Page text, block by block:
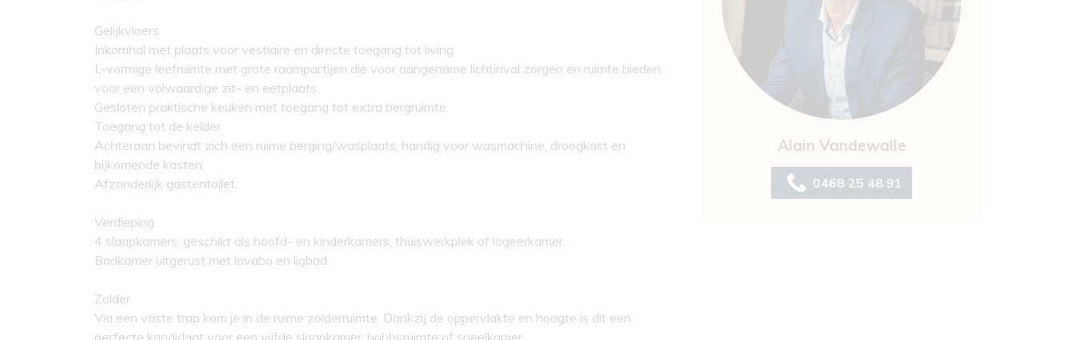
Gelijkvloers
Inkomhal met plaats voor vestiaire en directe toegang tot living
L-vormige leefruimte met grote raampartijen die voor aangename lichtinval zorgen en ruimte bieden
voor een volwaardige zit- en eetplaats.
Gesloten praktische keuken met toegang tot extra bergruimte.
Toegang tot de kelder
Achteraan bevindt zich een ruime berging/wasplaats, handig voor wasmachine, droogkast en
bijkomende kasten.
Afzonderlijk gastentoilet.
Verdieping
4 slaapkamers, geschikt als hoofd- en kinderkamers, thuiswerkplek of logeerkamer.
Badkamer uitgerust met lavabo en ligbad.
Zolder
Via een vaste trap kom je in de ruime zolderruimte. Dankzij de oppervlakte en hoogte is dit een
perfecte kandidaat voor een vijfde slaapkamer, hobbyruimte of speelkamer.
Alain Vandewalle
0468 25 48 91